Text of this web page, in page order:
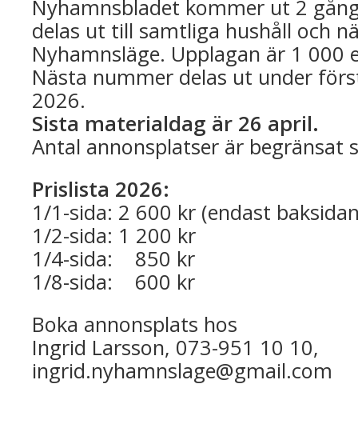
Nyhamnsbladet kommer ut 2
delas ut till samtliga hushåll och
Nyhamnsläge. Upplagan är 1 000
Nästa nummer delas ut under
2026.
Sista materialdag är 26 april.
Antal annonsplatser är begränsat
Prislista 2026:
1/1-sida: 2 600 kr (endast
1/2-sida: 1 200 kr
1/4-sida: 850 kr
1/8-sida: 600 kr
Boka annonsplats hos
Ingrid Larsson, 073-951 10 10,
ingrid.nyhamnslage@gmail.com